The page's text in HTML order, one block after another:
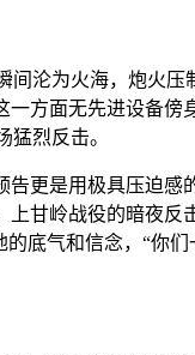
为火海，炮火压
方面无先进设备傍
烈反击。
更是用极具压迫感
甘岭战役的暗夜
底气和信念，“你